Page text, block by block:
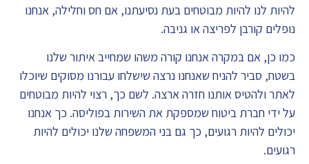
להיות לנו להיות מבוטחים בעת נסיעתנו, אם חס וחלילה, אנחנו
נופלים קורבן לפריצה או גניבה.
כמו כן, אם במקרה אנחנו קורה משהו שמחייב איתור שלנו
בשטח, סביר להניח שאנחנו נרצה שישלחו עבורנו מסוקים שיוכלו
לאתר ולהטיס אותנו חזרה ארצה. לשם כך, רצוי להיות מבוטחים
על ידי חברת ביטוח שמספקת את השירות בפוליסה. כך אנחנו
יכולים להיות רגועים, כך גם בני המשפחה שלנו יכולים להיות
רגועים.